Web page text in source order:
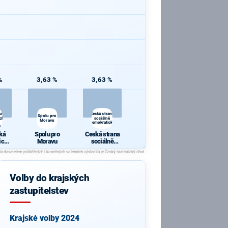
a
3,63 %
Spolu pro
Moravu
Spolu pro
Moravu
3,63 %
Česká strana
sociálně
demokratická
Česká strana
sociálně
demokratická
Volby do krajských
zastupitelstev
Krajské volby 2024